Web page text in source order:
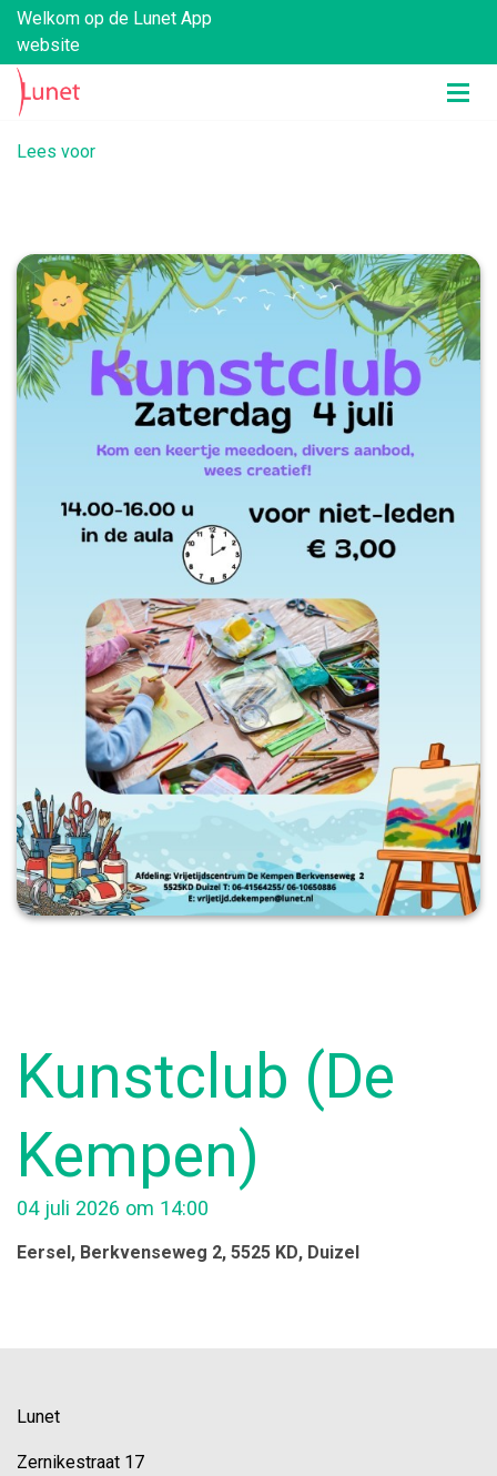
Welkom op de Lunet App
website
Lees voor
Kunstclub (De
Kempen)
04 juli 2026 om 14:00
Eersel, Berkvenseweg 2, 5525 KD, Duizel
Lunet
Zernikestraat 17